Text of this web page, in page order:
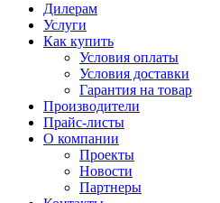
Дилерам
Услуги
Как купить
Условия оплаты
Условия доставки
Гарантия на товар
Производители
Прайс-листы
О компании
Проекты
Новости
Партнеры